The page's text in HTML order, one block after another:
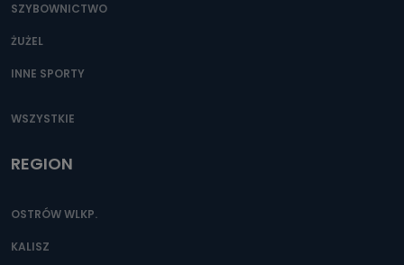
SZYBOWNICTWO
ŻUŻEL
INNE SPORTY
WSZYSTKIE
REGION
OSTRÓW WLKP.
KALISZ